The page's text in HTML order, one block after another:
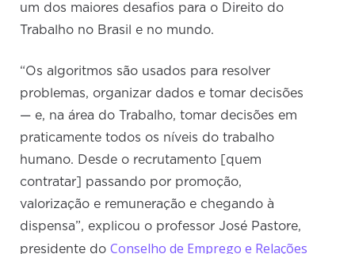
um dos maiores desafios para o Direito do
Trabalho no Brasil e no mundo.
“Os algoritmos são usados para resolver
problemas, organizar dados e tomar decisões
— e, na área do Trabalho, tomar decisões em
praticamente todos os níveis do trabalho
humano. Desde o recrutamento [quem
contratar] passando por promoção,
valorização e remuneração e chegando à
dispensa”, explicou o professor José Pastore,
presidente doConselho de Emprego e Relações